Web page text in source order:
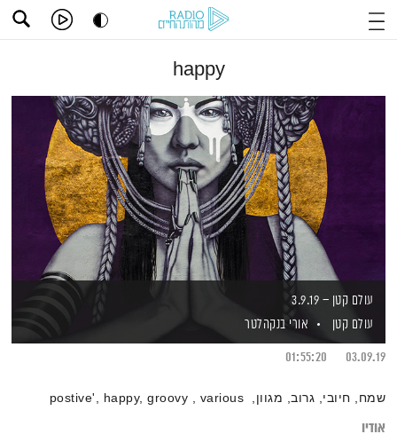
happy
עולם קטן – 3.9.19
עולם קטן
אורי בנקהלטר
03.09.19
01:55:20
שמח, חיובי, גרוב, מגוון, postive', happy, groovy , various
אודיו